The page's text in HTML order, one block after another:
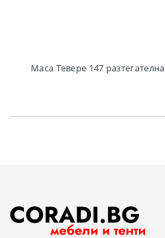
Маса Тевере 147 разтегателна